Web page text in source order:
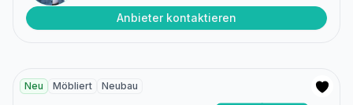
Anbieter kontaktieren
Neu Möbliert Neubau